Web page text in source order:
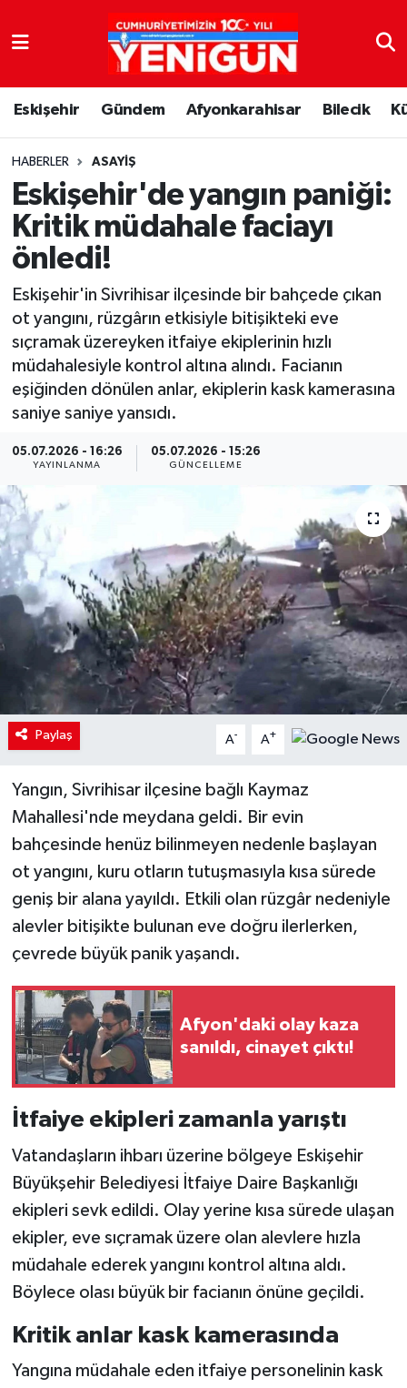
Eskişehir Gündem Afyonkarahisar Bilecik
HABERLER ASAYIŞ
Eskişehir'de yangın paniği:
Kritik müdahale faciayı
önledi!
Eskişehir'in Sivrihisar ilçesinde bir bahçede çıkan
ot yangını, rüzgârın etkisiyle bitişikteki eve
sıçramak üzereyken itfaiye ekiplerinin hızlı
müdahalesiyle kontrol altına alındı. Facianın
eşiğinden dönülen anlar, ekiplerin kask kamerasına
saniye saniye yansıdı.
05.07.2026 - 16:26
YAYINLANMA
05.07.2026 - 15:26
GÜNCELLEME
Paylaş A- A+
Yangın, Sivrihisar ilçesine bağlı Kaymaz
Mahallesi'nde meydana geldi. Bir evin
bahçesinde henüz bilinmeyen nedenle başlayan
ot yangını, kuru otların tutuşmasıyla kısa sürede
geniş bir alana yayıldı. Etkili olan rüzgâr nedeniyle
alevler bitişikte bulunan eve doğru ilerlerken,
çevrede büyük panik yaşandı.
Afyon'daki olay kaza
sanıldı, cinayet çıktı!
İtfaiye ekipleri zamanla yarıştı
Vatandaşların ihbarı üzerine bölgeye Eskişehir
Büyükşehir Belediyesi İtfaiye Daire Başkanlığı
ekipleri sevk edildi. Olay yerine kısa sürede ulaşan
ekipler, eve sıçramak üzere olan alevlere hızla
müdahale ederek yangını kontrol altına aldı.
Böylece olası büyük bir facianın önüne geçildi.
Kritik anlar kask kamerasında
Yangına müdahale eden itfaiye personelinin kask
Nöbetçi Eczaneler
Hava Durumu
Trafik Durumu
Süper Lig Puan Durumu ve Fikstür
Tüm Manşetler
Son Dakika Haberleri
Haber Arşivi